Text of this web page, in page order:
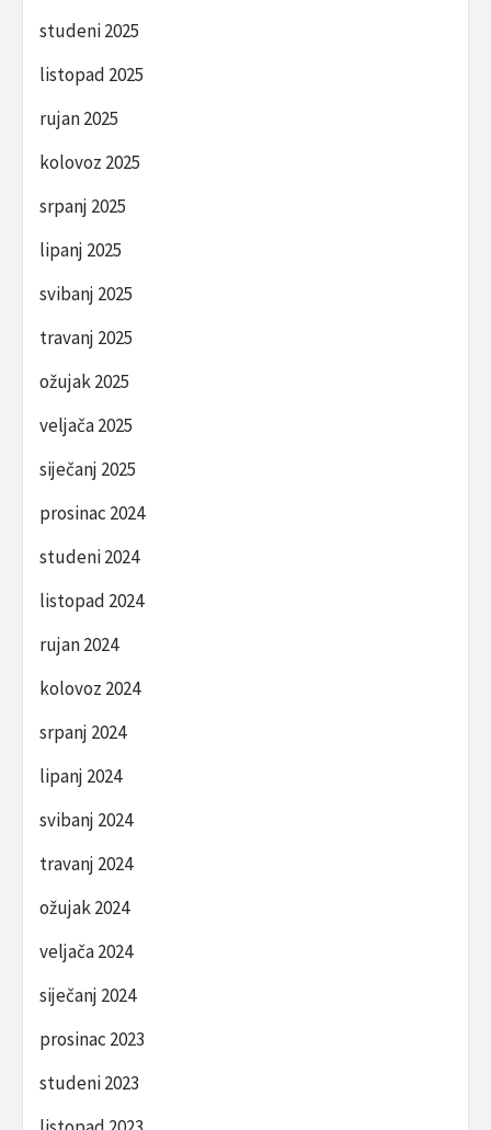
studeni 2025
listopad 2025
rujan 2025
kolovoz 2025
srpanj 2025
lipanj 2025
svibanj 2025
travanj 2025
ožujak 2025
veljača 2025
siječanj 2025
prosinac 2024
studeni 2024
listopad 2024
rujan 2024
kolovoz 2024
srpanj 2024
lipanj 2024
svibanj 2024
travanj 2024
ožujak 2024
veljača 2024
siječanj 2024
prosinac 2023
studeni 2023